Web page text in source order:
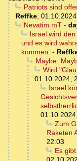
Patriots sind
Reffke,
Nevatim mT-
Israel wird
und es wird
kommen. -
Maybe.
Wird
01.10.2024,
Israel
Zum
Raketen
22:03
Es